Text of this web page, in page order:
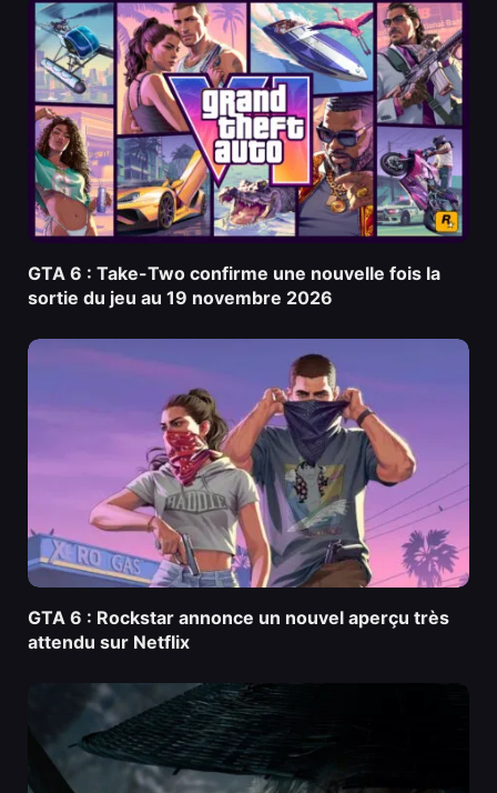
GTA 6 : Take-Two confirme une nouvelle fois la
sortie du jeu au 19 novembre 2026
GTA 6 : Rockstar annonce un nouvel aperçu très
attendu sur Netflix